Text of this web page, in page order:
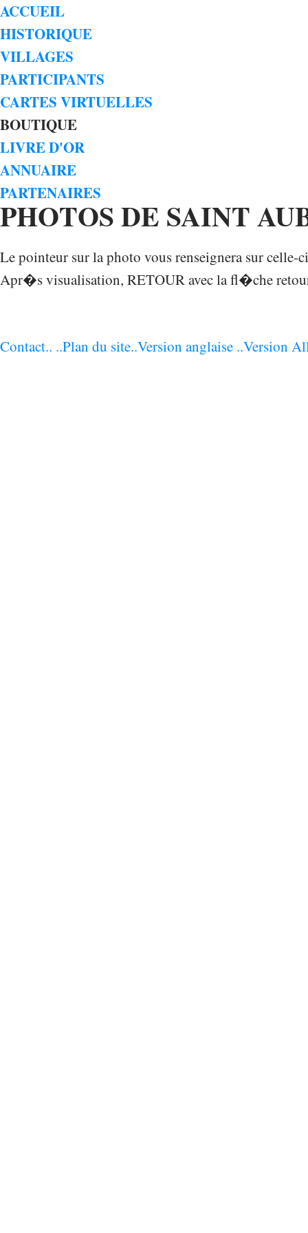
ACCUEIL
HISTORIQUE
VILLAGES
PARTICIPANTS
CARTES VIRTUELLES
BOUTIQUE
LIVRE D'OR
ANNUAIRE
PARTENAIRES
PHOTOS DE SAINT
Le pointeur sur la photo vous renseignera sur
Apr�s visualisation, RETOUR avec la fl�che
Contact.. ..Plan du site..Version anglaise ..Version